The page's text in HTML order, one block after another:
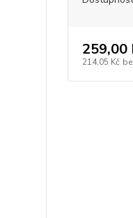
259,00
214,05 Kč